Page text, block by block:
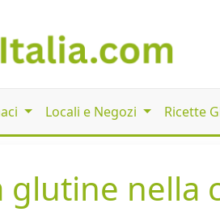
Locali e Negozi Ricette
glutine nella